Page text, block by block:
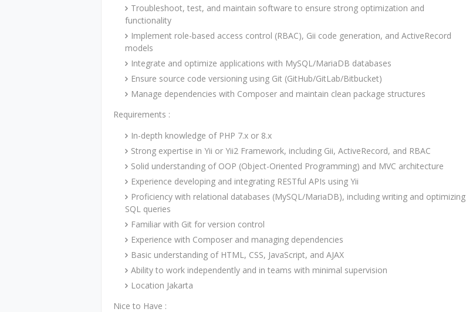
Troubleshoot, test, and maintain software to ensure strong optimization and
functionality
Implement role-based access control (RBAC), Gii code generation, and ActiveRecord
models
Integrate and optimize applications with MySQL/MariaDB databases
Ensure source code versioning using Git (GitHub/GitLab/Bitbucket)
Manage dependencies with Composer and maintain clean package structures
Requirements :
In-depth knowledge of PHP 7.x or 8.x
Strong expertise in Yii or Yii2 Framework, including Gii, ActiveRecord, and RBAC
Solid understanding of OOP (Object-Oriented Programming) and MVC architecture
Experience developing and integrating RESTful APIs using Yii
Proficiency with relational databases (MySQL/MariaDB), including writing and optimizing
SQL queries
Familiar with Git for version control
Experience with Composer and managing dependencies
Basic understanding of HTML, CSS, JavaScript, and AJAX
Ability to work independently and in teams with minimal supervision
Location Jakarta
Nice to Have :